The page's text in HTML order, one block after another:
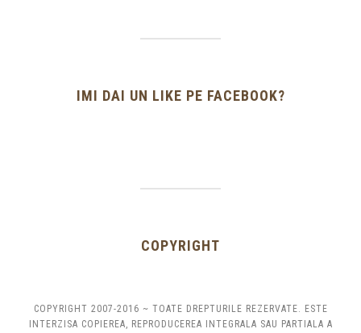
IMI DAI UN LIKE PE FACEBOOK?
COPYRIGHT
COPYRIGHT 2007-2016 ~ TOATE DREPTURILE REZERVATE. ESTE
INTERZISA COPIEREA, REPRODUCEREA INTEGRALA SAU PARTIALA A